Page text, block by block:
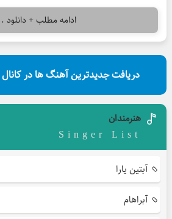
ادامه مطلب + دانلود
دریافت جدیدترین آهنگ ها در
هنرمندان
Singer List
آبتین یارا
آبراهام